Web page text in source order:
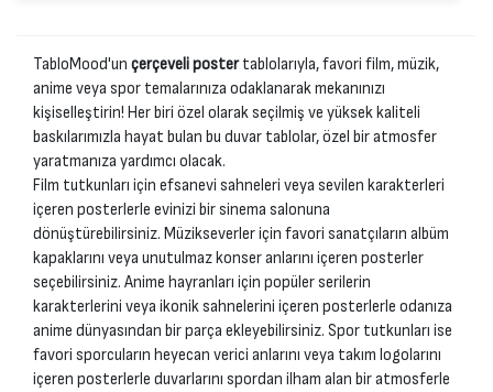
TabloMood'un çerçeveli postertablolarıyla, favori film, müzik,
anime veya spor temalarınıza odaklanarak mekanınızı
kişiselleştirin! Her biri özel olarak seçilmiş ve yüksek kaliteli
baskılarımızla hayat bulan bu duvar tablolar, özel bir atmosfer
yaratmanıza yardımcı olacak.
Film tutkunları için efsanevi sahneleri veya sevilen karakterleri
içeren posterlerle evinizi bir sinema salonuna
dönüştürebilirsiniz. Müzikseverler için favori sanatçıların albüm
kapaklarını veya unutulmaz konser anlarını içeren posterler
seçebilirsiniz. Anime hayranları için popüler serilerin
karakterlerini veya ikonik sahnelerini içeren posterlerle odanıza
anime dünyasından bir parça ekleyebilirsiniz. Spor tutkunları ise
favori sporcuların heyecan verici anlarını veya takım logolarını
içeren posterlerle duvarlarını spordan ilham alan bir atmosferle